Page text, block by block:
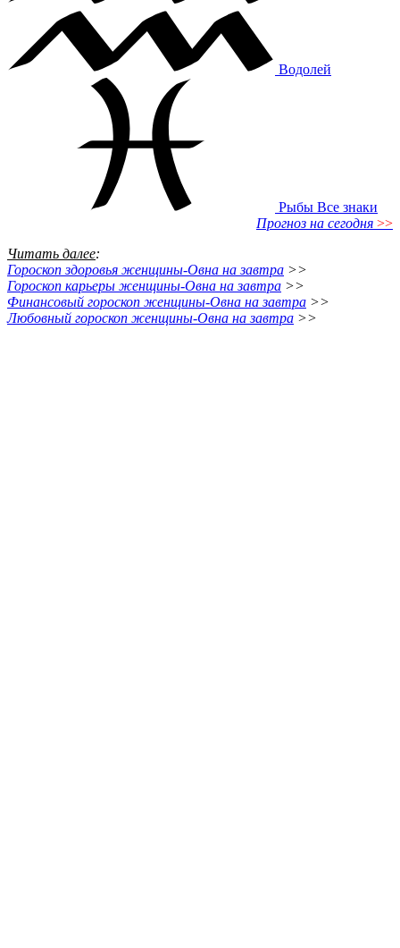
Водолей
Рыбы Все знаки
Прогноз на сегодня >>
Читать далее:
Гороскоп здоровья женщины-Овна на завтра >>
Гороскоп карьеры женщины-Овна на завтра >>
Финансовый гороскоп женщины-Овна на завтра >>
Любовный гороскоп женщины-Овна на завтра >>